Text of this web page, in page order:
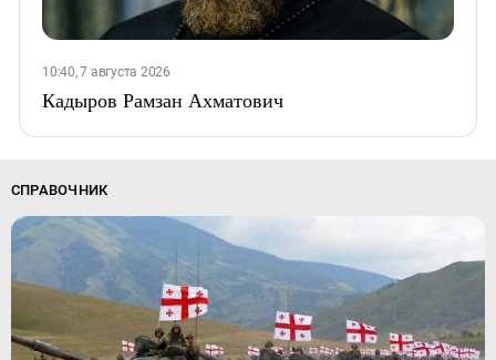
10:40, 7 августа 2026
Кадыров Рамзан Ахматович
СПРАВОЧНИК